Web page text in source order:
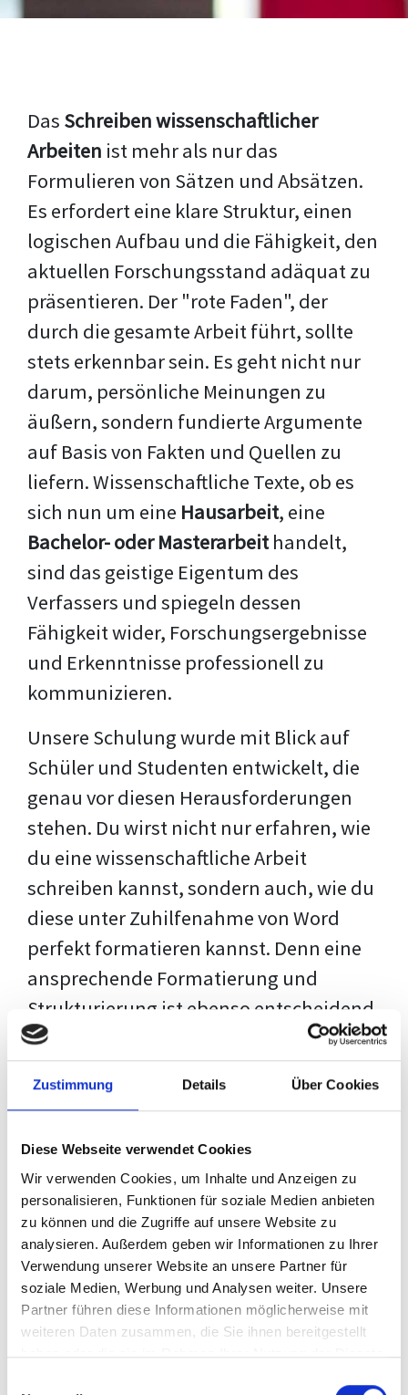
Zustimmung Details Über Cookies
Diese Webseite verwendet Cookies
Wir verwenden Cookies, um Inhalte und Anzeigen zu
personalisieren, Funktionen für soziale Medien anbieten
zu können und die Zugriffe auf unsere Website zu
analysieren. Außerdem geben wir Informationen zu Ihrer
Verwendung unserer Website an unsere Partner für
soziale Medien, Werbung und Analysen weiter. Unsere
Partner führen diese Informationen möglicherweise mit
weiteren Daten zusammen, die Sie ihnen bereitgestellt
haben oder die sie im Rahmen Ihrer Nutzung der Dienste
Das Schreiben wissenschaftlicher
Arbeiten ist mehr als nur das
Formulieren von Sätzen und Absätzen.
Es erfordert eine klare Struktur, einen
logischen Aufbau und die Fähigkeit, den
aktuellen Forschungsstand adäquat zu
präsentieren. Der "rote Faden", der
durch die gesamte Arbeit führt, sollte
stets erkennbar sein. Es geht nicht nur
darum, persönliche Meinungen zu
äußern, sondern fundierte Argumente
auf Basis von Fakten und Quellen zu
liefern. Wissenschaftliche Texte, ob es
sich nun um eine Hausarbeit, eine
Bachelor- oder Masterarbeithandelt,
sind das geistige Eigentum des
Verfassers und spiegeln dessen
Fähigkeit wider, Forschungsergebnisse
und Erkenntnisse professionell zu
kommunizieren.
Unsere Schulung wurde mit Blick auf
Schüler und Studenten entwickelt, die
genau vor diesen Herausforderungen
stehen. Du wirst nicht nur erfahren, wie
du eine wissenschaftliche Arbeit
schreiben kannst, sondern auch, wie du
diese unter Zuhilfenahme von Word
perfekt formatieren kannst. Denn eine
ansprechende Formatierung und
Strukturierung ist ebenso entscheidend
wie der Inhalt selbst. Jeder Prüfer hat
eigene Erwartungen, und unsere
Schulung ist so konzipiert, dass sie dir
deiner individuellen Vorlage zeigt,
anstatt eine Einheitslösung zu bieten.
Der Prozess des wissenschaftlichen
Schreibens kann ohne das richtige
Wissen eine große Herausforderung
darstellen. Jedoch, ausgestattet mit
denTechniken und Strategiendieses
Kurses, wird die Formatierung deiner